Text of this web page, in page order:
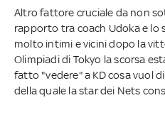
Altro fattore cruciale da non
rapporto tra coach Udoka e lo
molto intimi e vicini dopo la
Olimpiadi di Tokyo la scorsa
fatto "vedere" a KD cosa vuol
della quale la star dei Nets